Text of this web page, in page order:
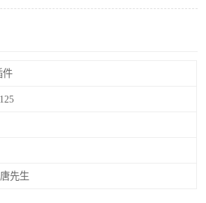
件
先生